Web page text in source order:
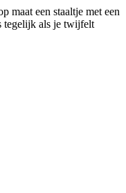
maat een staaltje met een
tegelijk als je twijfelt